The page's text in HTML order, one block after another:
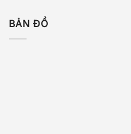
BẢN ĐỒ